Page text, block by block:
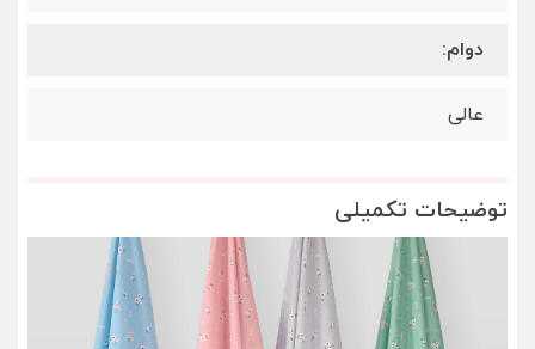
دوام:
عالی
توضیحات تکمیلی